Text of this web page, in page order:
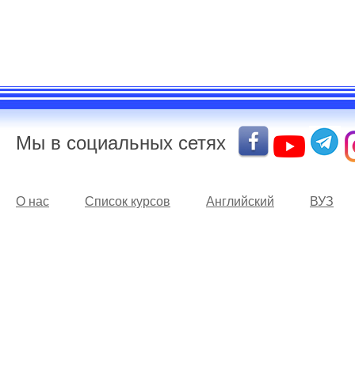
Мы в социальных сетях
О нас Список курсов Английский ВУЗ